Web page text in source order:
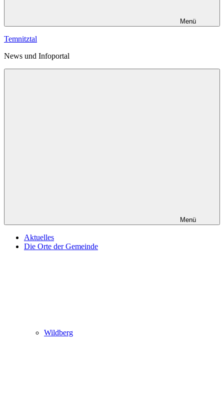
Menü
Temnitztal
News und Infoportal
Menü
Aktuelles
Die Orte der Gemeinde
Wildberg